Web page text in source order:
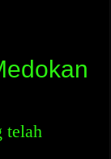
telah